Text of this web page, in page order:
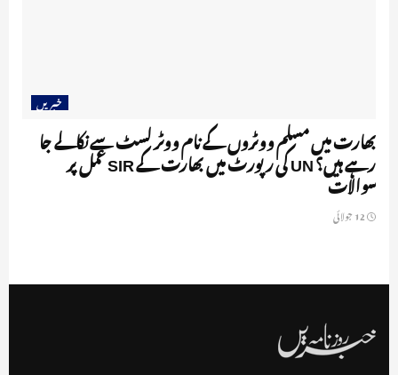
خبریں
بھارت میں مسلم ووٹروں کے نام ووٹر لسٹ سے نکالے جا
رہے ہیں؟ UN کی رپورٹ میں بھارت کے SIR عمل پر
سوالات